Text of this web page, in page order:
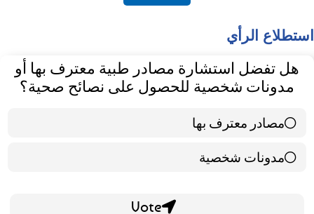
استطلاع الرأي
هل تفضل استشارة مصادر طبية معترف بها أو
مدونات شخصية للحصول على نصائح صحية؟
مصادر معترف بها
39 ( 65 % )
مدونات شخصية
21 ( 35 % )